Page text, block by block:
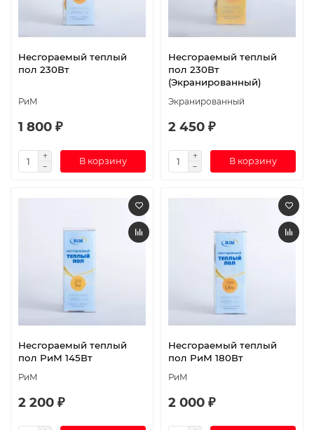
Несгораемый теплый
пол 230Вт
РиМ
1 800 ₽
В корзину
Несгораемый теплый
пол 230Вт
(Экранированный)
Экранированный
2 450 ₽
В корзину
Несгораемый теплый
пол РиМ 145Вт
РиМ
2 200 ₽
Несгораемый теплый
пол РиМ 180Вт
РиМ
2 000 ₽